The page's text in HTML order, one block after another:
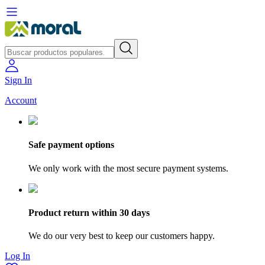
Sign In
Account
Safe payment options
We only work with the most secure payment systems.
Product return within 30 days
We do our very best to keep our customers happy.
Log In